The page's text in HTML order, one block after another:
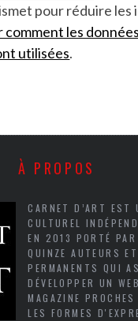
pour réduire les
comment les
utilisées.
À PROPOS
CARNET D’ART EST
CULTUREL
EN 2013 PORTÉ
QUINZE AUTEURS
PERMANENTS QUI
DÉVELOPPER UN
MAGAZINE
LES FORMES